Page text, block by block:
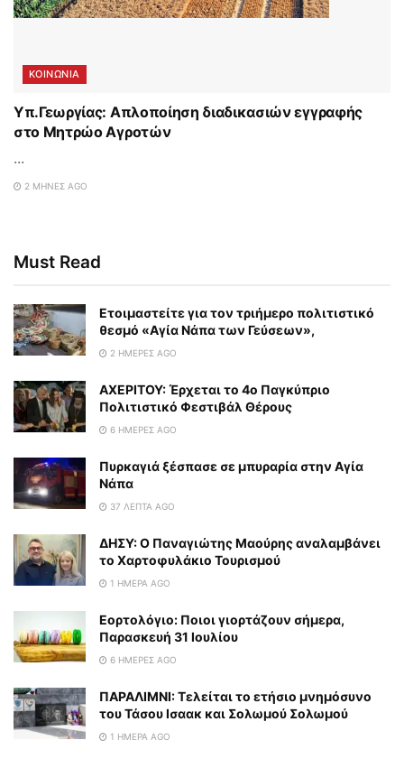
ΚΟΙΝΩΝΙΑ
Υπ.Γεωργίας: Απλοποίηση διαδικασιών εγγραφής
στο Μητρώο Αγροτών
...
2 ΜΉΝΕΣ AGO
Must Read
Eτοιμαστείτε για τον τριήμερο πολιτιστικό
θεσμό «Αγία Νάπα των Γεύσεων»,
2 ΗΜΈΡΕΣ AGO
ΑΧΕΡΙΤΟΥ: Έρχεται το 4ο Παγκύπριο
Πολιτιστικό Φεστιβάλ Θέρους
6 ΗΜΈΡΕΣ AGO
Πυρκαγιά ξέσπασε σε μπυραρία στην Αγία
Νάπα
37 ΛΕΠΤΆ AGO
ΔΗΣΥ: Ο Παναγιώτης Μαούρης αναλαμβάνει
το Χαρτοφυλάκιο Τουρισμού
1 ΗΜΈΡΑ AGO
Εορτολόγιο: Ποιοι γιορτάζουν σήμερα,
Παρασκευή 31 Ιουλίου
6 ΗΜΈΡΕΣ AGO
ΠΑΡΑΛΙΜΝΙ: Τελείται το ετήσιο μνημόσυνο
του Τάσου Ισαακ και Σολωμού Σολωμού
1 ΗΜΈΡΑ AGO